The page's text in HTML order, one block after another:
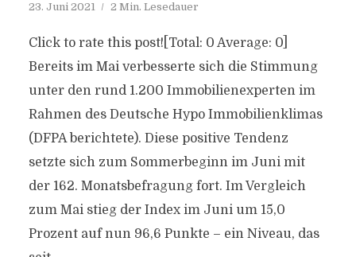
23. Juni 2021 2 Min. Lesedauer
Click to rate this post![Total: 0 Average: 0]
Bereits im Mai verbesserte sich die Stimmung
unter den rund 1.200 Immobilienexperten im
Rahmen des Deutsche Hypo Immobilienklimas
(DFPA berichtete). Diese positive Tendenz
setzte sich zum Sommerbeginn im Juni mit
der 162. Monatsbefragung fort. Im Vergleich
zum Mai stieg der Index im Juni um 15,0
Prozent auf nun 96,6 Punkte – ein Niveau, das